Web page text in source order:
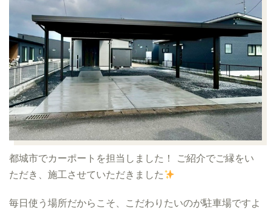
都城市でカーポートを担当しました！ ご紹介でご縁をい
ただき、施工させていただきました
毎日使う場所だからこそ、こだわりたいのが駐車場ですよ